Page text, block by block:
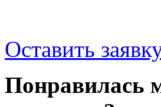
Оставить
Понравилась